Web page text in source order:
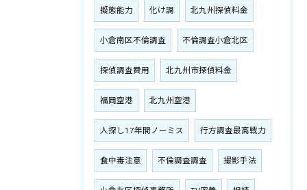
擬態能力 化け調 北九州探偵料金
小倉南区不倫調査 不倫調査小倉北区
探偵調査費用 北九州市探偵料金
福岡空港 北九州空港
人探し17年間ノーミス 行方調査最高戦力
食中毒注意 不倫調査調査 撮影手法